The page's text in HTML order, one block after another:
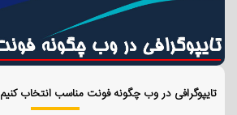
تایپوگرافی در وب چگونه فونت مناسب انتخاب کنیم